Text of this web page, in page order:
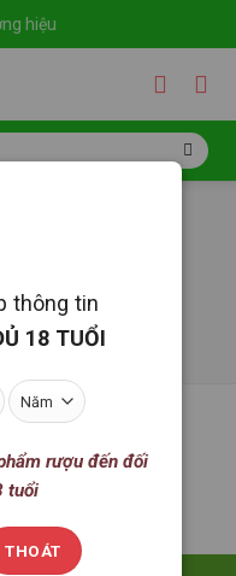
hiệu
chọn của bạn.
thông tin
18 TUỔI
rượu đến đối
tuổi
THOÁT